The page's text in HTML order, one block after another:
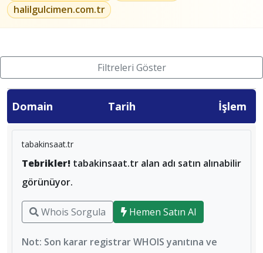
halilgulcimen.com.tr
Filtreleri Göster
Domain Tarih İşlem
tabakinsaat.tr
Tebrikler! tabakinsaat.tr alan adı satın alınabilir
görünüyor.
Whois Sorgula Hemen Satın Al
Not: Son karar registrar WHOIS yanıtına ve